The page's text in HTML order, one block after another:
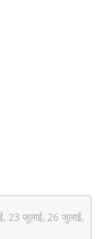
23 जुलाई, 26 जुलाई,